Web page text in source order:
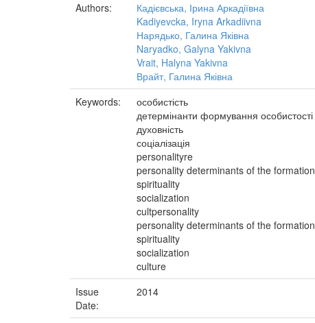
Authors:
Кадієвська, Ірина Аркадіївна
Kadiyevcka, Iryna Arkadiivna
Нарядько, Галина Яківна
Naryadko, Galyna Yakivna
Vrait, Halyna Yakivna
Врайт, Галина Яківна
Keywords:
особистість
детермінанти формування особистості
духовність
соціалізація
personalityre
personality determinants of the formation
spirituality
socialization
cultpersonality
personality determinants of the formation
spirituality
socialization
culture
Issue
Date:
2014